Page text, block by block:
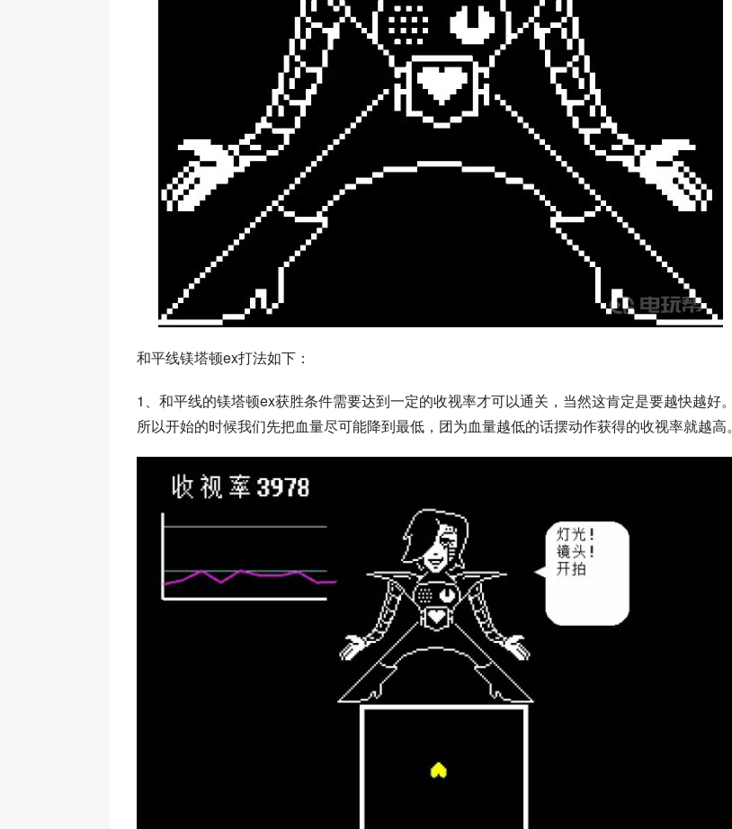
和平线镁塔顿ex打法如下：
1、和平线的镁塔顿ex获胜条件需要达到一定的收视率才可以通关，当然这肯定是要越快越好。
所以开始的时候我们先把血量尽可能降到最低，团为血量越低的话摆动作获得的收视率就越高。